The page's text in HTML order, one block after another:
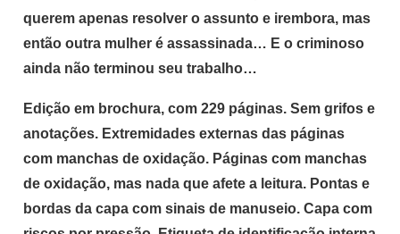
querem apenas resolver o assunto e irembora, mas
então outra mulher é assassinada… E o criminoso
ainda não terminou seu trabalho…
Edição em brochura, com 229 páginas. Sem grifos e
anotações. Extremidades externas das páginas
com manchas de oxidação. Páginas com manchas
de oxidação, mas nada que afete a leitura. Pontas e
bordas da capa com sinais de manuseio. Capa com